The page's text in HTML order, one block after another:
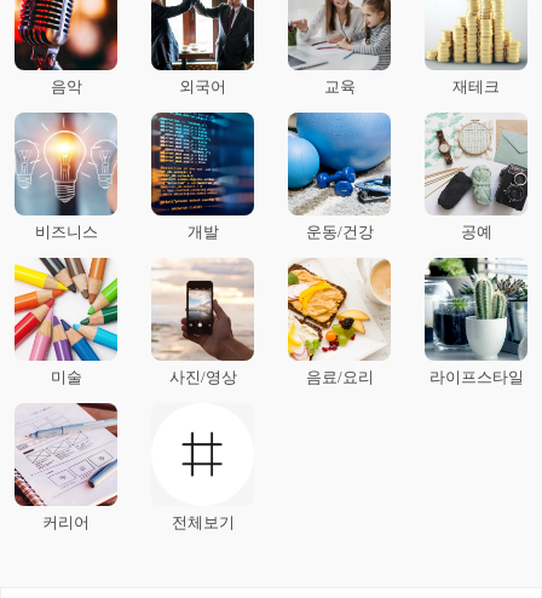
음악 외국어 교육 재테크
비즈니스 개발 운동/건강 공예
미술 사진/영상 음료/요리 라이프스타일
커리어 전체보기